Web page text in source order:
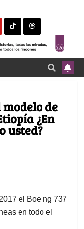
de
¿En
usted?
el Boeing 737
en todo el